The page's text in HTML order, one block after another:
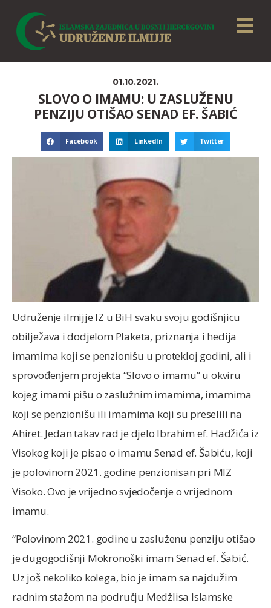
01.10.2021.
SLOVO O IMAMU: U ZASLUŽENU
PENZIJU OTIŠAO SENAD EF. ŠABIĆ
Facebook LinkedIn Twitter
Udruženje ilmijje IZ u BiH svaku svoju godišnjicu
obilježava i dodjelom Plaketa, priznanja i hedija
imamima koji se penzionišu u protekloj godini, ali i
sprovođenjem projekta “Slovo o imamu” u okviru
kojeg imami pišu o zaslužnim imamima, imamima
koji se penzionišu ili imamima koji su preselili na
Ahiret. Jedan takav rad je djelo Ibrahim ef. Hadžića iz
Visokog koji je pisao o imamu Senad ef. Šabiću, koji
je polovinom 2021. godine penzionisan pri MIZ
Visoko. Ovo je vrijedno svjedočenje o vrijednom
imamu.
“Polovinom 2021. godine u zasluženu penziju otišao
je dugogodišnji Mokronoški imam Senad ef. Šabić.
Uz još nekoliko kolega, bio je imam sa najdužim
radnim stažom na području Medžlisa Islamske